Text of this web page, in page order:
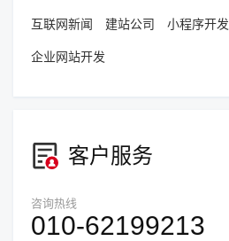
互联网新闻 建站公司 小程序开发
企业网站开发
客户服务
咨询热线
010-62199213